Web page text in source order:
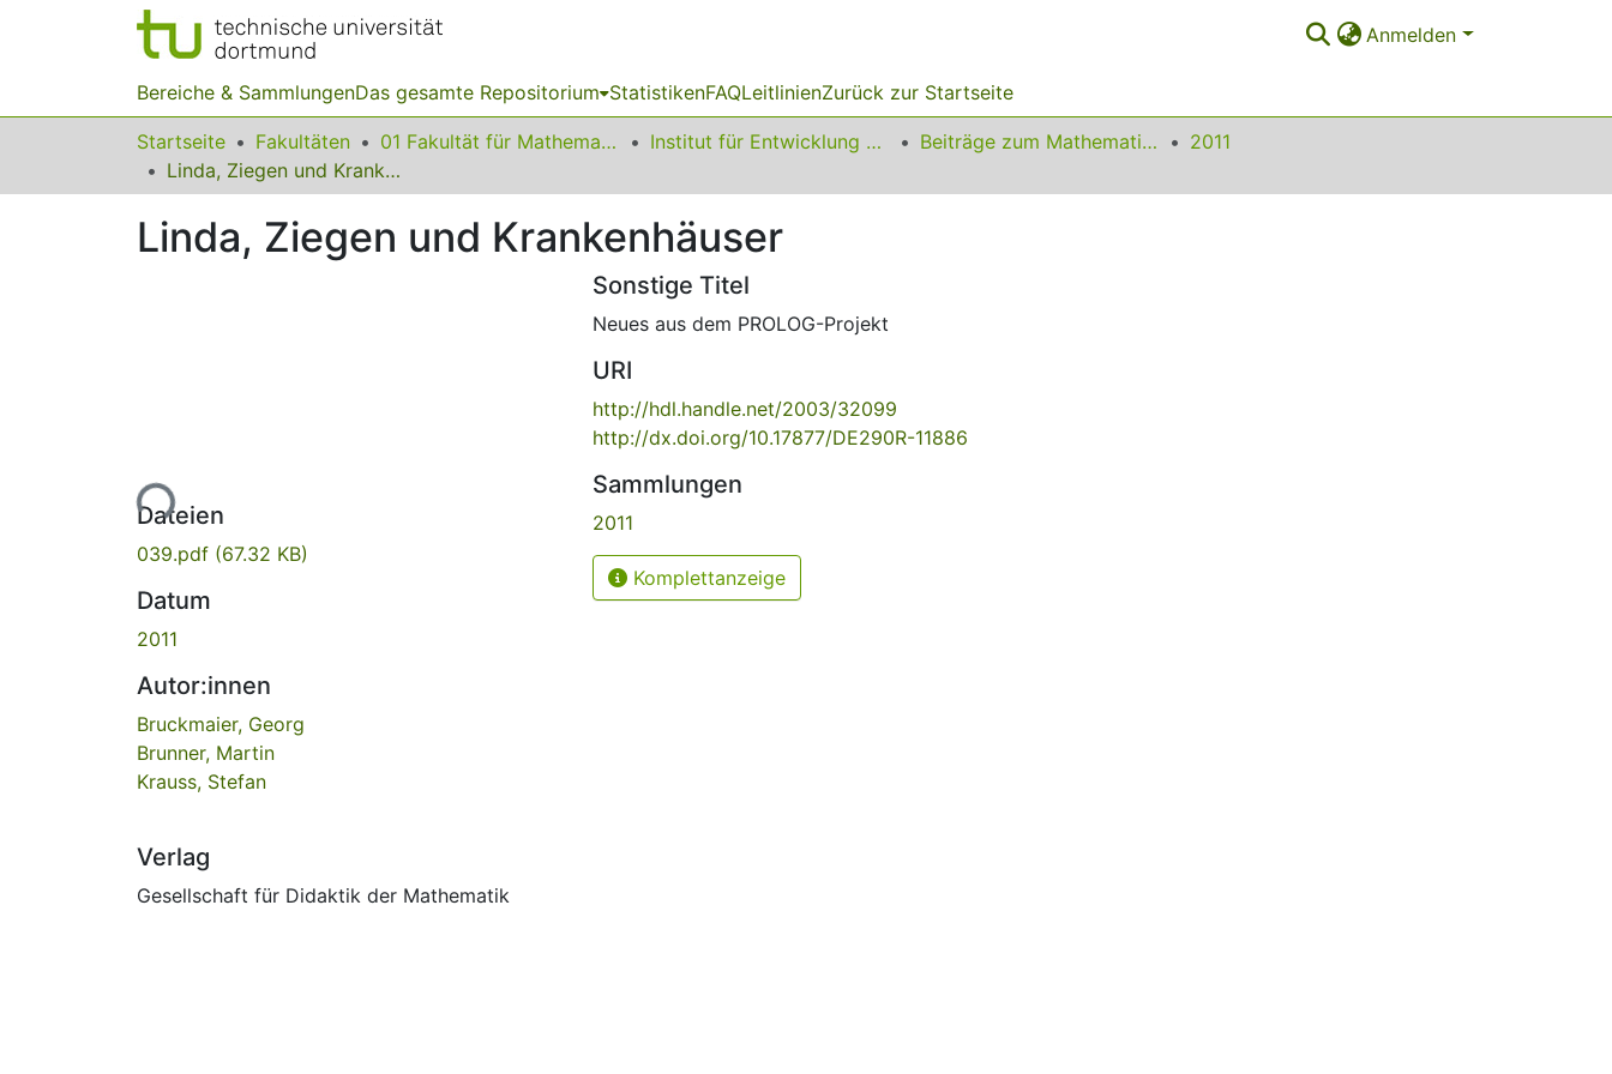
Anmelden
Bereiche & SammlungenDas gesamte Repositorium StatistikenFAQLeitlinienZurück zur Startseite
Startseite Fakultäten 01 Fakultät für Mathematik Institut für Entwicklung und Erforschung des Mathematikunterrichts Beiträge zum Mathematikunterricht
2011
Linda, Ziegen und Krankenhäuser
Linda, Ziegen und Krankenhäuser
Lade...
Dateien
039.pdf (67.32 KB)
Datum
2011
Autor:innen
Bruckmaier, Georg
Brunner, Martin
Krauss, Stefan
Verlag
Gesellschaft für Didaktik der Mathematik
Sonstige Titel
Neues aus dem PROLOG-Projekt
URI
http://hdl.handle.net/2003/32099
http://dx.doi.org/10.17877/DE290R-11886
Sammlungen
2011
Komplettanzeige